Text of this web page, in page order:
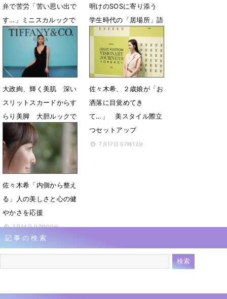
弁で苦労「苦い思い出で
す…」ミニスカルックで
登場
3月26日 12時50分
明けのSOSに寄り添う
学生時代の「居場所」語
8月27日 17時23分
大政絢、輝く美肌 深い
スリットスカードからす
らり美脚 大胆ルックで
魅了
7月20日 15時40分
佐々木希、２歳娘が「お
洒落に目覚めてき
て…」 美スタイル際立
つセットアップ
7月17日 07時12分
佐々木希「内側から整え
る」人の美しさと心の健
やかさを応援
7月14日 07時00分
記事の検索